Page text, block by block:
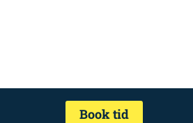
Book tid